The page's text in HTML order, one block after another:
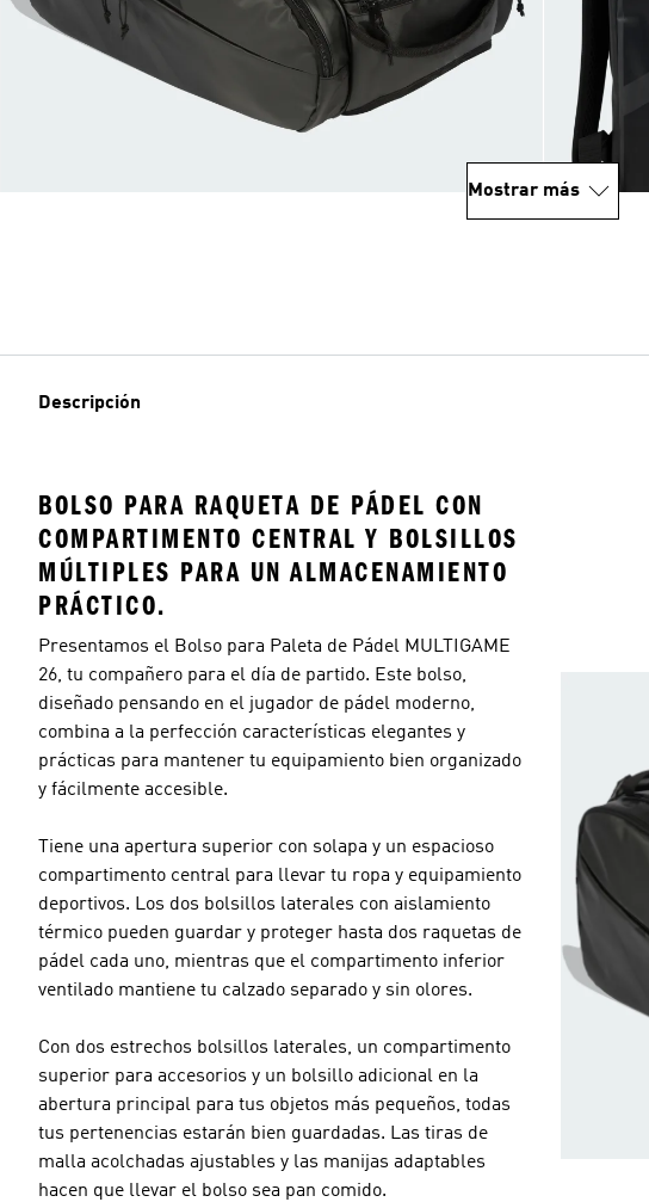
Mostrar más
Descripción
BOLSO PARA RAQUETA DE PÁDEL CON
COMPARTIMENTO CENTRAL Y BOLSILLOS
MÚLTIPLES PARA UN ALMACENAMIENTO
PRÁCTICO.
Presentamos el Bolso para Paleta de Pádel MULTIGAME
26, tu compañero para el día de partido. Este bolso,
diseñado pensando en el jugador de pádel moderno,
combina a la perfección características elegantes y
prácticas para mantener tu equipamiento bien organizado
y fácilmente accesible.
Tiene una apertura superior con solapa y un espacioso
compartimento central para llevar tu ropa y equipamiento
deportivos. Los dos bolsillos laterales con aislamiento
térmico pueden guardar y proteger hasta dos raquetas de
pádel cada uno, mientras que el compartimento inferior
ventilado mantiene tu calzado separado y sin olores.
Con dos estrechos bolsillos laterales, un compartimento
superior para accesorios y un bolsillo adicional en la
abertura principal para tus objetos más pequeños, todas
tus pertenencias estarán bien guardadas. Las tiras de
malla acolchadas ajustables y las manijas adaptables
hacen que llevar el bolso sea pan comido.